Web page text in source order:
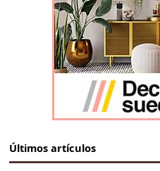
Últimos artículos